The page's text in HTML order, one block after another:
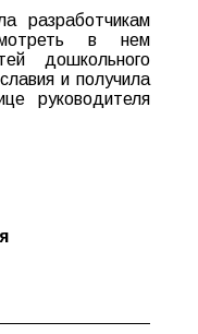
разработчикам
в нем
дошкольного
и получила
руководителя